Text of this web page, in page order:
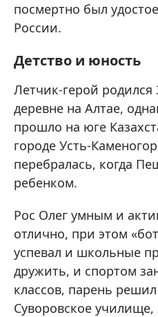
посмертно был
России.
Детство и юность
Летчик-герой родился
деревне на Алтае,
прошло на юге
городе Усть-
перебралась, когда
ребенком.
Рос Олег умным и
отлично, при этом
успевал и школьные
дружить, и спортом
классов, парень
Суворовское